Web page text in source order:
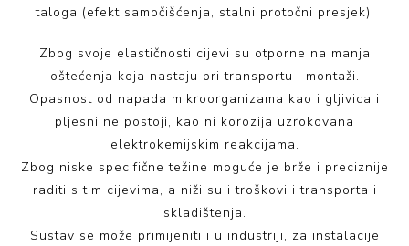
taloga (efekt samočišćenja, stalni protočni presjek).
Zbog svoje elastičnosti cijevi su otporne na manja
oštećenja koja nastaju pri transportu i montaži.
Opasnost od napada mikroorganizama kao i gljivica i
pljesni ne postoji, kao ni korozija uzrokovana
elektrokemijskim reakcijama.
Zbog niske specifične težine moguće je brže i preciznije
raditi s tim cijevima, a niži su i troškovi i transporta i
skladištenja.
Sustav se može primijeniti i u industriji, za instalacije